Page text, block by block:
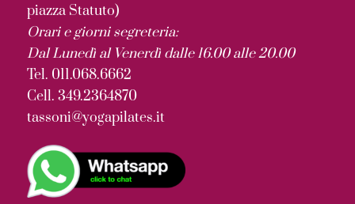
piazza Statuto)
Orari e giorni segreteria:
Dal Lunedì al Venerdì dalle 16.00 alle 20.00
Tel. 011.068.6662
Cell. 349.2364870
tassoni@yogapilates.it